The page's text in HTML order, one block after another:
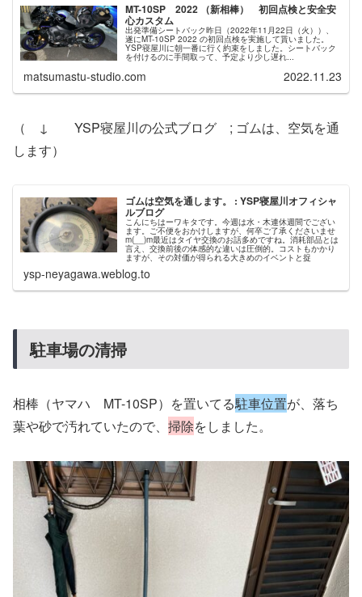
MT-10SP 2022 （新相棒） 初回点検と安全安
心カスタム
出発準備シートバック昨日（2022年11月22日（火））、
遂にMT-10SP 2022 の初回点検を実施して貰いました。
YSP寝屋川に朝一番に行く約束をしました。シートバック
を付けるのに手間取って、予定より少し遅れ...
matsumastu-studio.com 2022.11.23
（ ↓ YSP寝屋川の公式ブログ ; ゴムは、空気を通
します）
ゴムは空気を通します。 : YSP寝屋川オフィシャ
ルブログ
こんにちはーワキタです。今週は水・木連休週間でござい
ます。ご不便をおかけしますが、何卒ご了承くださいませ
m(__)m最近はタイヤ交換のお話多めですね。消耗部品とは
言え、交換前後の体感的な違いは圧倒的。コストもかかり
ますが、その対価が得られる大きめのイベントと捉
ysp-neyagawa.weblog.to
駐車場の清掃
相棒（ヤマハ MT-10SP）を置いてる駐車位置が、落ち
葉や砂で汚れていたので、 掃除をしました。